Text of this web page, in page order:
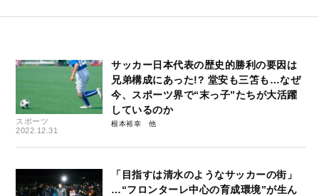
スポーツ
2022.12.31
サッカー日本代表の歴史的勝利の要因は
兄弟構成にあった!? 堂安も三笘も…なぜ
今、スポーツ界で“末っ子”たちが大活躍
しているのか
根本裕幸
「目指すは清水のようなサッカーの街」
…“フロンターレ中心の育成環境”が生ん